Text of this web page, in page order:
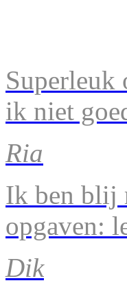
Superleuk
ik niet
Ria
Ik ben blij
opgaven:
Dik